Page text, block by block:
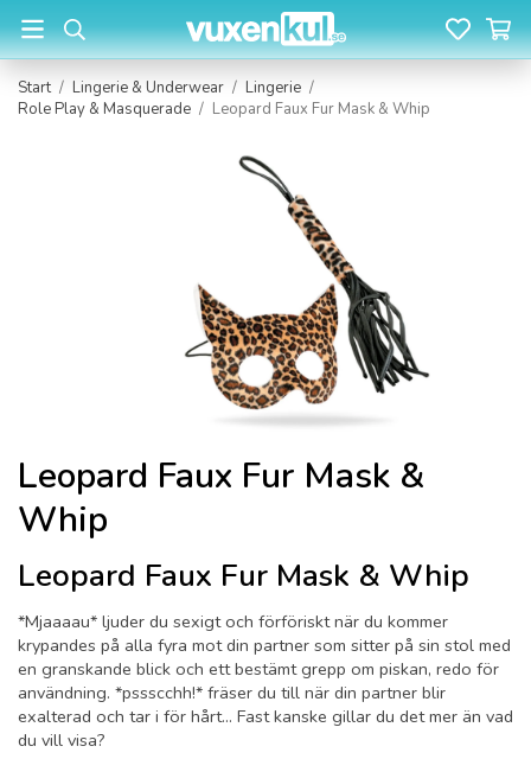
Start / Lingerie & Underwear / Lingerie /
Role Play & Masquerade / Leopard Faux Fur Mask & Whip
Leopard Faux Fur Mask &
Whip
Leopard Faux Fur Mask & Whip
*Mjaaaau* ljuder du sexigt och förföriskt när du kommer
krypandes på alla fyra mot din partner som sitter på sin stol med
en granskande blick och ett bestämt grepp om piskan, redo för
användning. *pssscchh!* fräser du till när din partner blir
exalterad och tar i för hårt... Fast kanske gillar du det mer än vad
du vill visa?